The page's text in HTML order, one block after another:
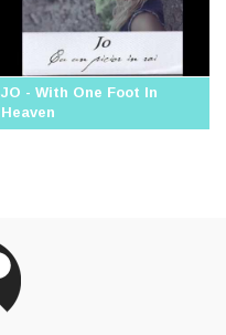
JO - With One Foot In
Heaven